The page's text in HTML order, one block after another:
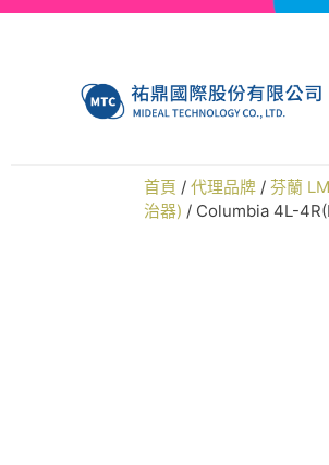
首頁 / 代理品牌 / 芬蘭
治器) / Columbia 4L-